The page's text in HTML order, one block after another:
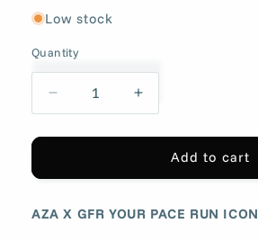
Low stock
Quantity
Decrease
quantity
for
x
Your
Increase
quantity
for
x
Your
Add to cart
AZA X GFR YOUR PACE RUN